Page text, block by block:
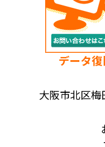
データ
大阪市北区梅